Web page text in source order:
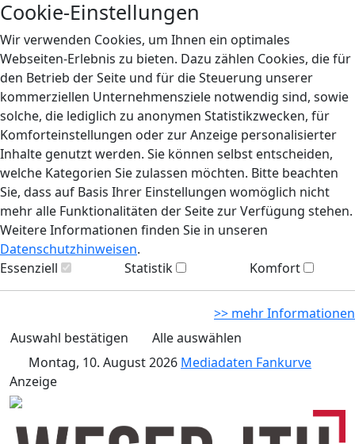
Cookie-Einstellungen
Wir verwenden Cookies, um Ihnen ein optimales
Webseiten-Erlebnis zu bieten. Dazu zählen Cookies, die für
den Betrieb der Seite und für die Steuerung unserer
kommerziellen Unternehmensziele notwendig sind, sowie
solche, die lediglich zu anonymen Statistikzwecken, für
Komforteinstellungen oder zur Anzeige personalisierter
Inhalte genutzt werden. Sie können selbst entscheiden,
welche Kategorien Sie zulassen möchten. Bitte beachten
Sie, dass auf Basis Ihrer Einstellungen womöglich nicht
mehr alle Funktionalitäten der Seite zur Verfügung stehen.
Weitere Informationen finden Sie in unseren
Datenschutzhinweisen.
Essenziell
Statistik Komfort
>> mehr Informationen
Auswahl bestätigen
Alle auswählen
Montag, 10. August 2026 Mediadaten Fankurve
Anzeige